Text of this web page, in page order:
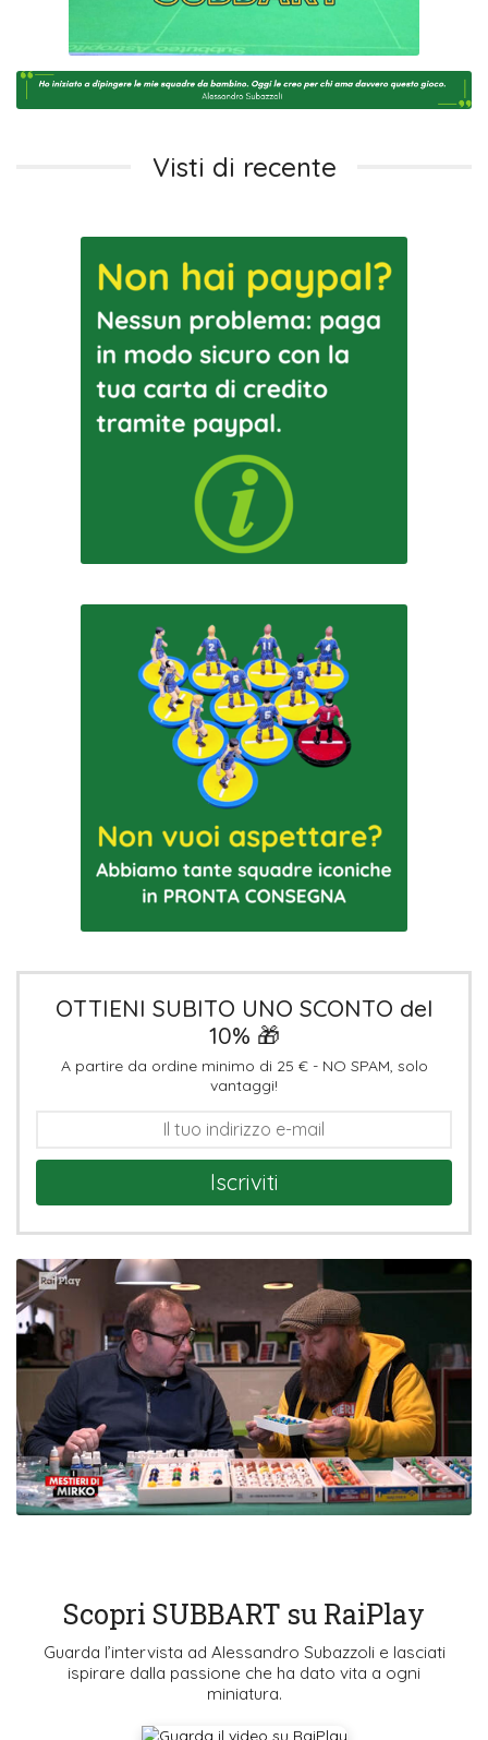
Visti di recente
OTTIENI SUBITO UNO SCONTO del
10% 🎁
A partire da ordine minimo di 25 € - NO SPAM, solo
vantaggi!
Iscriviti
Scopri SUBBART su RaiPlay
Guarda l’intervista ad Alessandro Subazzoli e lasciati
ispirare dalla passione che ha dato vita a ogni
miniatura.